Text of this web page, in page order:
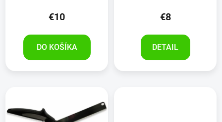
€10
DO KOŠÍKA
€8
DETAIL